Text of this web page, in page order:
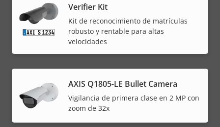
Verifier Kit
Kit de reconocimiento de matrículas
robusto y rentable para altas
velocidades
AXIS Q1805-LE Bullet Camera
Vigilancia de primera clase en 2 MP con
zoom de 32x